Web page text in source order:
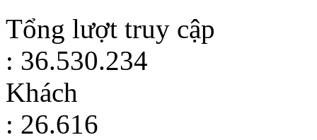
Tổng lượt truy cập
: 36.530.234
Khách
: 26.616